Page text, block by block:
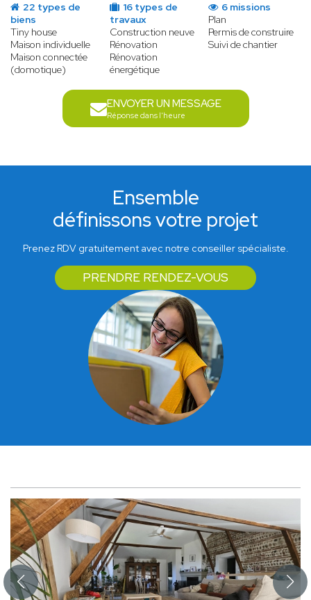
22 types de
biens
Tiny house
Maison individuelle
Maison connectée
(domotique)
16 types de
travaux
Construction neuve
Rénovation
Rénovation
énergétique
6 missions
Plan
Permis de construire
Suivi de chantier
ENVOYER UN MESSAGE
Réponse dans l'heure
Ensemble
définissons votre projet
Prenez RDV gratuitement avec notre conseiller spécialiste.
PRENDRE RENDEZ-VOUS